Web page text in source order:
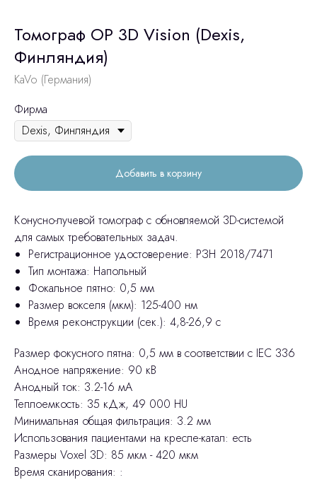
Томограф OP 3D Vision (Dexis,
Финляндия)
KaVo (Германия)
Фирма
Добавить в корзину
Конусно-лучевой томограф с обновляемой 3D-системой
для самых требовательных задач.
Регистрационное удостоверение: РЗН 2018/7471
Тип монтажа: Напольный
Фокальное пятно: 0,5 мм
Размер вокселя (мкм): 125-400 нм
Время реконструкции (сек.): 4,8-26,9 с
Размер фокусного пятна: 0,5 мм в соответствии с IEC 336
Анодное напряжение: 90 кВ
Анодный ток: 3.2-16 мА
Теплоемкость: 35 кДж, 49 000 HU
Минимальная общая фильтрация: 3.2 мм
Использования пациентами на кресле-катал: есть
Размеры Voxel 3D: 85 мкм - 420 мкм
Время сканирования: :